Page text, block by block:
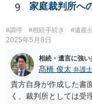
9 家庭裁判所へ
#調停 #相続手続き #遺産
2025年5月8日
相続・遺言に強い
髙橋 俊太 弁護士
貴方自身が作成した書
く、裁判所としては受